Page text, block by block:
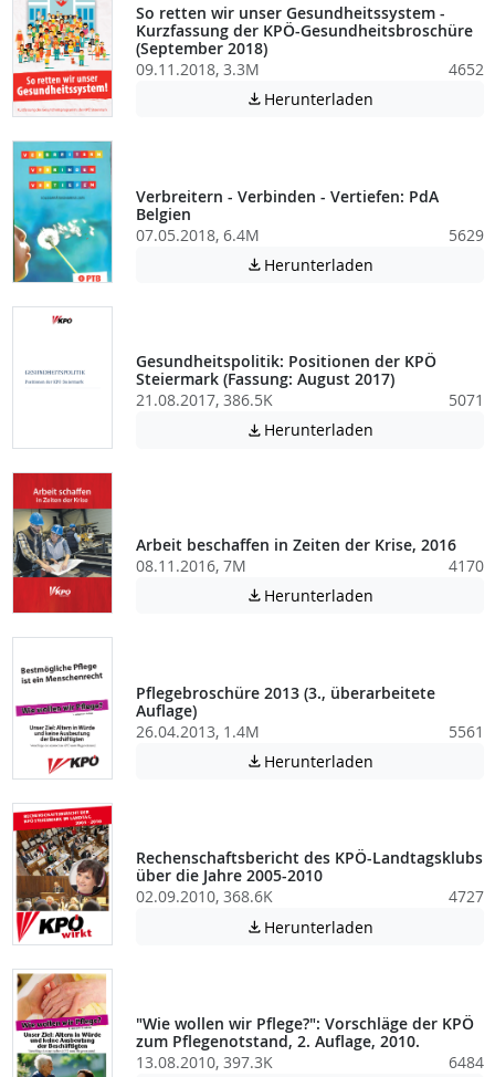
So retten wir unser Gesundheitssystem -
Kurzfassung der KPÖ-Gesundheitsbroschüre
(September 2018)
09.11.2018, 3.3M
4652
 Herunterladen
Verbreitern - Verbinden - Vertiefen: PdA
Belgien
07.05.2018, 6.4M
5629
 Herunterladen
Gesundheitspolitik: Positionen der KPÖ
Steiermark (Fassung: August 2017)
21.08.2017, 386.5K
5071
 Herunterladen
Arbeit beschaffen in Zeiten der Krise, 2016
08.11.2016, 7M
4170
 Herunterladen
Pflegebroschüre 2013 (3., überarbeitete
Auflage)
26.04.2013, 1.4M
5561
 Herunterladen
Rechenschaftsbericht des KPÖ-Landtagsklubs
über die Jahre 2005-2010
02.09.2010, 368.6K
4727
 Herunterladen
"Wie wollen wir Pflege?": Vorschläge der KPÖ
zum Pflegenotstand, 2. Auflage, 2010.
13.08.2010, 397.3K
6484